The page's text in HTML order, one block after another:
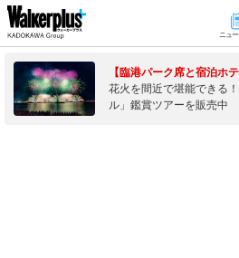
ニュー
【臨港パーク席と宿泊ホ
花火を間近で堪能できる
ル」鑑賞ツアーを販売中